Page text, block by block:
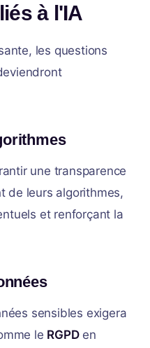
à l'IA
les questions
une transparence
de leurs algorithmes,
et renforçant la
sensibles exigera
le RGPDen